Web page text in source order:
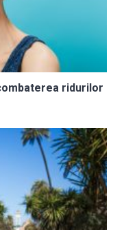
ridurilor